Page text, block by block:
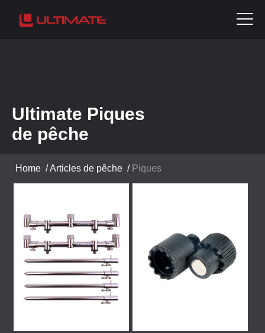
Ultimate Piques
de pêche
Home /Articles de pêche / Piques